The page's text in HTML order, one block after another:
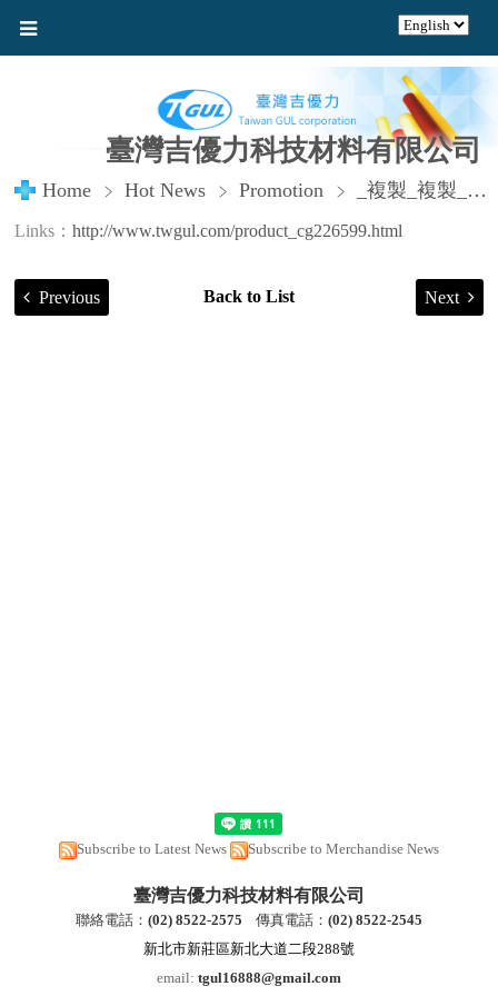
臺灣吉優力科技材料有限公司
Home Hot News Promotion _複製_複製_複製_複製
Links： http://www.twgul.com/product_cg226599.html
Previous Back to List Next
Subscribe to Latest News Subscribe to Merchandise News
臺灣吉優力科技材料有限公司
聯絡電話： (02) 8522-2575 傳真電話： (02) 8522-2545
新北市新莊區新北大道二段288號
email: tgul16888@gmail.com